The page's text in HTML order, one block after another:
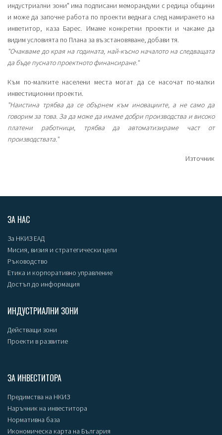
индустриални зони" има подписани меморандуми с редица общини
и може да започне работа по проекти веднага след намирането на
инветитор, каза Барес. Имаме конкретни проекти и чакаме да
видим условията по Плана за възстановяване, добави тя.
"Очакваме до края на годината, най-късно началото на следващата
да бъде пуснато проектното финансиране."
Към по-малките населени места могат да се насочат по-малки
инвестиционни проекти.
"Наистина трябва да се обърнем към иновациите, а не само да
говорим за това. За да може да имаме добри производства и високо
платени работници, трябва да автоматизираме част от
производствата."
Източник
ЗА НАС
За НКИЗ ЕАД
Мисия, визия и стратегически цели
Ръководство
Етика и корпоративно управление
Достъп до информация
ИНДУСТРИАЛНИ ЗОНИ
Действащи зони
Проекти в развитие
ЗА ИНВЕСТИТОРА
Предимства на НКИЗ
Наръчник на инвеститора
Нормативна база
Икономическа карта на България